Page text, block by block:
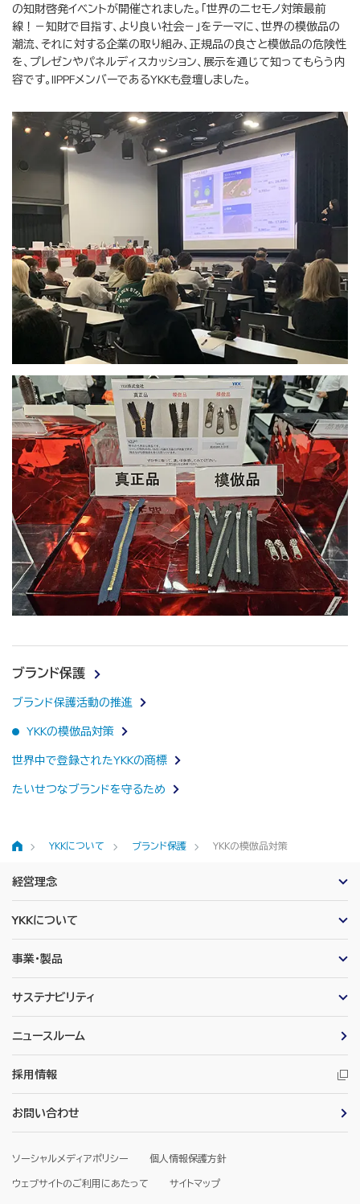
の知財啓発イベントが開催されました。「世界のニセモノ対策最前
線！－知財で目指す、より良い社会－」をテーマに、世界の模倣品の
潮流、それに対する企業の取り組み、正規品の良さと模倣品の危険性
を、プレゼンやパネルディスカッション、展示を通じて知ってもらう内
容です。IIPPFメンバーであるYKKも登壇しました。
ブランド保護
ブランド保護活動の推進
YKKの模倣品対策
世界中で登録されたYKKの商標
たいせつなブランドを守るため
ホームYKKについて ブランド保護 YKKの模倣品対策
経営理念
YKKについて
事業・製品
サステナビリティ
ニュースルーム
採用情報
お問い合わせ
ソーシャルメディアポリシー
個人情報保護方針
ウェブサイトのご利用にあたって
サイトマップ